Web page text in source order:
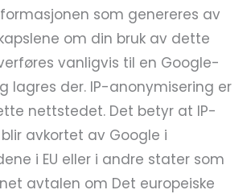
som genereres av
om din bruk av dette
vanligvis til en Google-
lagres der. IP-anonymisering er
nettstedet. Det betyr at IP-
avkortet av Google i
i EU eller i andre stater som
avtalen om Det europeiske